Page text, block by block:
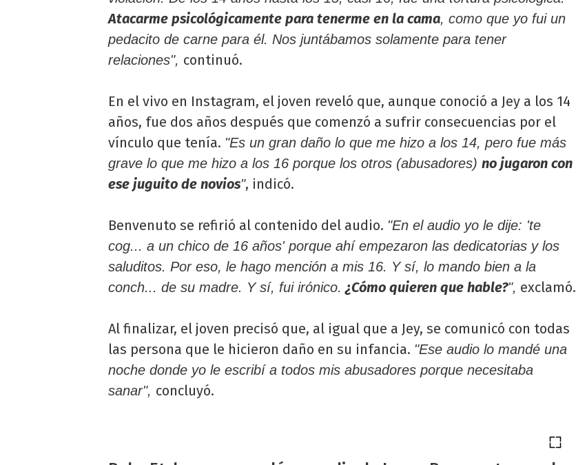
Atacarme psicológicamente para tenerme en la cama, como que yo fui un
pedacito de carne para él. Nos juntábamos solamente para tener
relaciones", continuó.
En el vivo en Instagram, el joven reveló que, aunque conoció a Jey a los 14
años, fue dos años después que comenzó a sufrir consecuencias por el
vínculo que tenía. "Es un gran daño lo que me hizo a los 14, pero fue más
grave lo que me hizo a los 16 porque los otros (abusadores) no jugaron con
ese juguito de novios", indicó.
Benvenuto se refirió al contenido del audio. "En el audio yo le dije: 'te
cog... a un chico de 16 años' porque ahí empezaron las dedicatorias y los
saluditos. Por eso, le hago mención a mis 16. Y sí, lo mando bien a la
conch... de su madre. Y sí, fui irónico. ¿Cómo quieren que hable?", exclamó.
Al finalizar, el joven precisó que, al igual que a Jey, se comunicó con todas
las persona que le hicieron daño en su infancia. "Ese audio lo mandé una
noche donde yo le escribí a todos mis abusadores porque necesitaba
sanar", concluyó.